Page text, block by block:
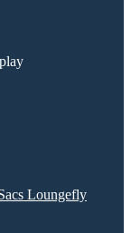
Loungefly